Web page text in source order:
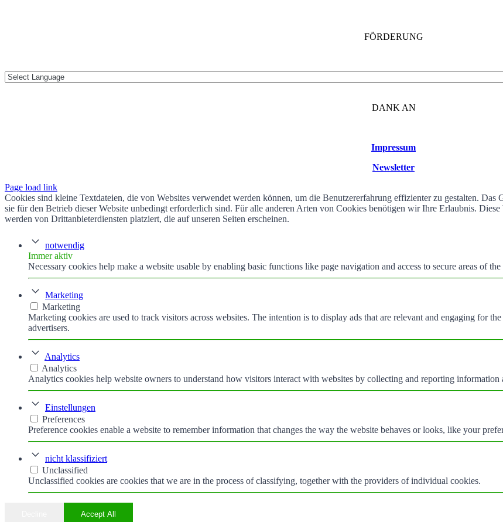
FÖRDERUNG
DANK AN
Impressum
Newsletter
Page load link
Cookies sind kleine Textdateien, die von Websites verwendet werden können, um die Benutzererfahrung effizienter zu gestalten. Das
sie für den Betrieb dieser Website unbedingt erforderlich sind. Für alle anderen Arten von Cookies benötigen wir Ihre Erlaubnis.
werden von Drittanbieterdiensten platziert, die auf unseren Seiten erscheinen.
notwendig
Immer aktiv
Necessary cookies help make a website usable by enabling basic functions like page navigation and access to secure areas of
Marketing
Marketing
Marketing cookies are used to track visitors across websites. The intention is to display ads that are relevant and engaging for
advertisers.
Analytics
Analytics
Analytics cookies help website owners to understand how visitors interact with websites by collecting and reporting information
Einstellungen
Preferences
Preference cookies enable a website to remember information that changes the way the website behaves or looks, like your
nicht klassifiziert
Unclassified
Unclassified cookies are cookies that we are in the process of classifying, together with the providers of individual cookies.
Accept All